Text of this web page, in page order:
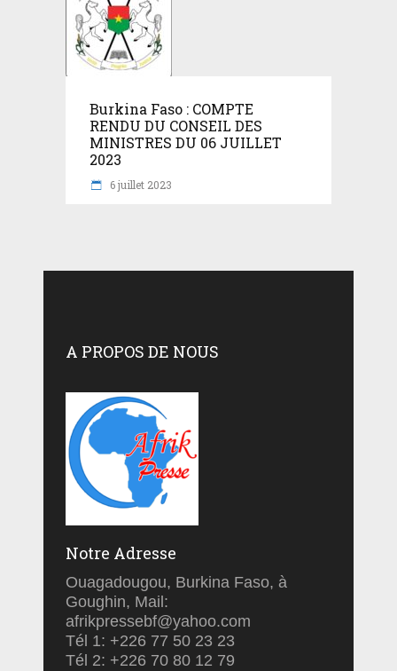
Burkina Faso : COMPTE
RENDU DU CONSEIL DES
MINISTRES DU 06 JUILLET
2023
6 juillet 2023
A PROPOS DE NOUS
Notre Adresse
Ouagadougou, Burkina Faso, à
Goughin, Mail:
afrikpressebf@yahoo.com
Tél 1: +226 77 50 23 23
Tél 2: +226 70 80 12 79